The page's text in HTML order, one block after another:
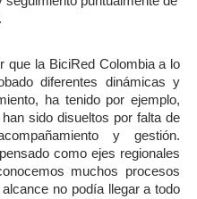
que la BiciRed Colombia a lo
diferentes dinámicas y
ha tenido por ejemplo,
sido disueltos por falta de
y gestión.
como ejes regionales
muchos procesos
no podía llegar a todo